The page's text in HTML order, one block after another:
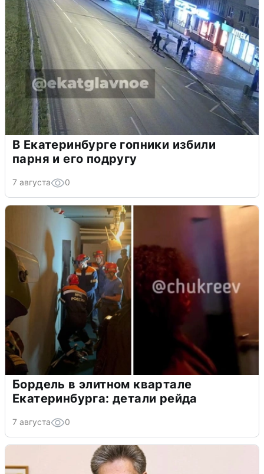
В Екатеринбурге гопники избили
парня и его подругу
7 августа 0
Бордель в элитном квартале
Екатеринбурга: детали рейда
7 августа 0